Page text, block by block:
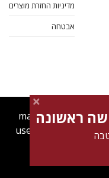
מדיניות החזרת מוצרים
אבטחה
magnespress.co.il
user experience.
Find out